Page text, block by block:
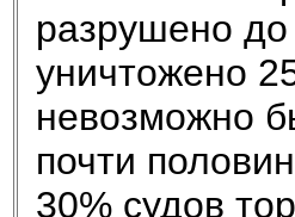
разрушено
уничтожено
невозможно
почти
30% судов